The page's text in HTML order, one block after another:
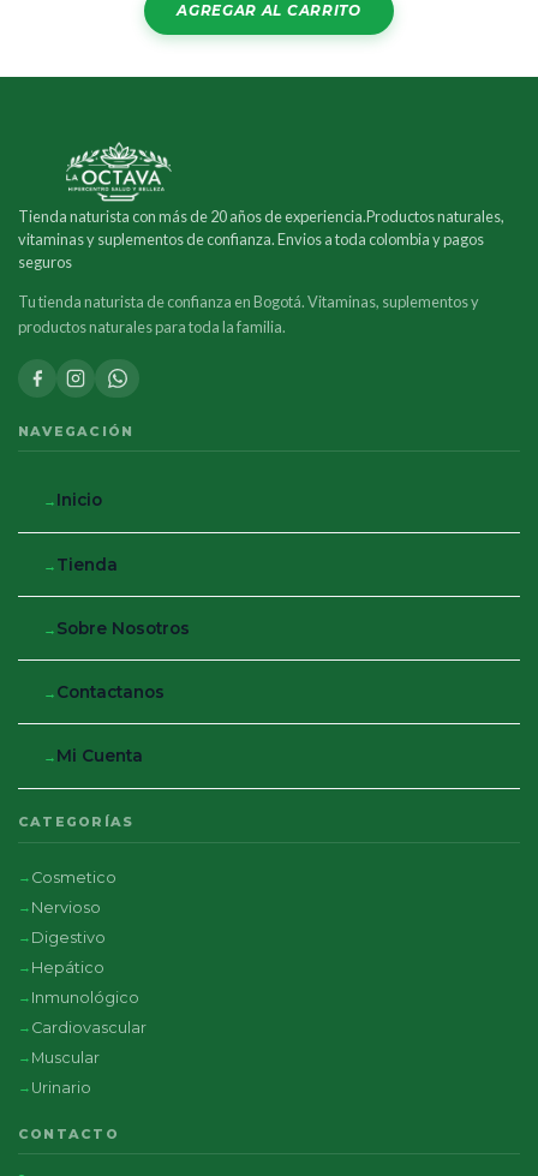
AGREGAR AL CARRITO
Tienda naturista con más de 20 años de experiencia.Productos naturales,
vitaminas y suplementos de confianza. Envios a toda colombia y pagos
seguros
Tu tienda naturista de confianza en Bogotá. Vitaminas, suplementos y
productos naturales para toda la familia.
NAVEGACIÓN
Inicio
Tienda
Sobre Nosotros
Contactanos
Mi Cuenta
CATEGORÍAS
Cosmetico
Nervioso
Digestivo
Hepático
Inmunológico
Cardiovascular
Muscular
Urinario
CONTACTO